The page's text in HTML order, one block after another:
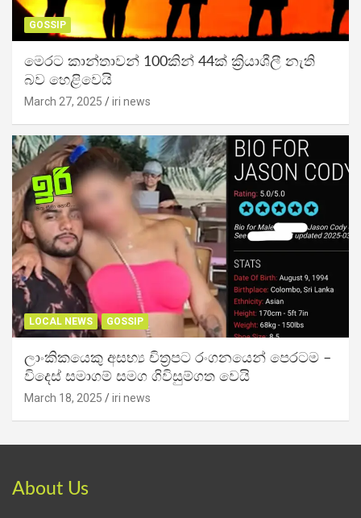
GOSSIP
මෙරට කාන්තාවන් 100කින් 44ක් ක්‍රියාශීලී නැති
බව හෙළිවෙයි
March 27, 2025 iri news
LOCAL NEWS GOSSIP
ලාංකිකයෙකු අසභ්‍ය චිත්‍රපට රංගනයෙන් පෙරටම –
විදෙස් සමාගම් සමග ගිවිසුම්ගත වෙයි
March 18, 2025 iri news
About Us